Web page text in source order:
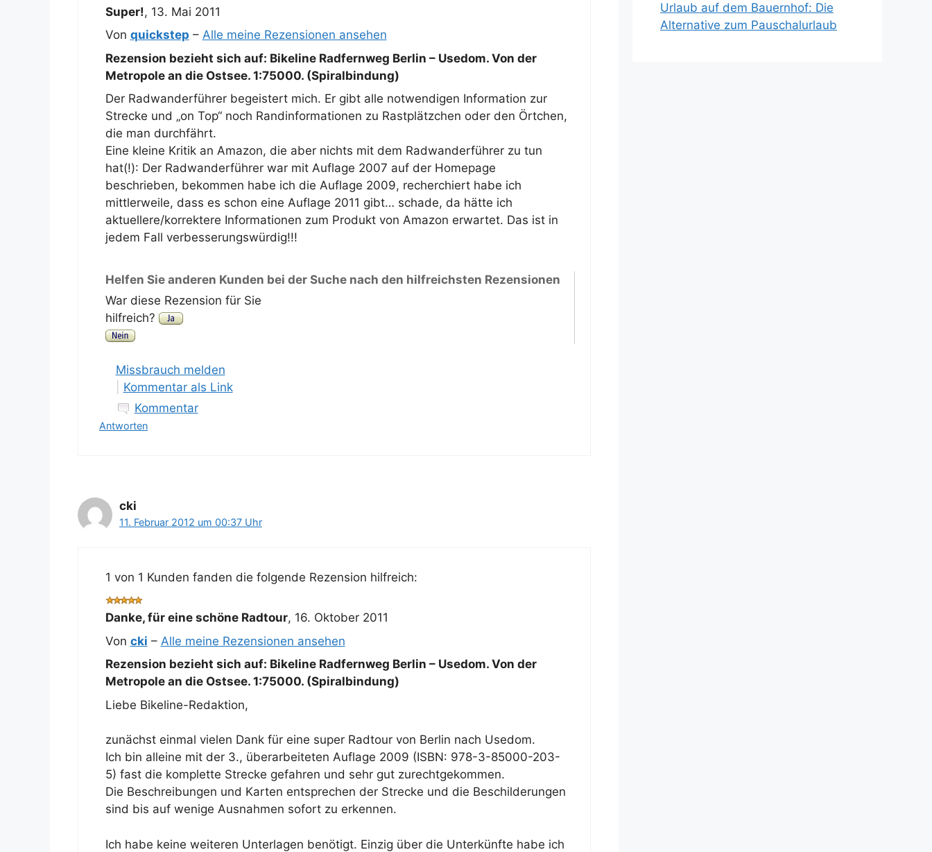
Super!, 13. Mai 2011
Von quickstep – Alle meine Rezensionen ansehen
Rezension bezieht sich auf: Bikeline Radfernweg Berlin – Usedom. Von der
Metropole an die Ostsee. 1:75000. (Spiralbindung)
Der Radwanderführer begeistert mich. Er gibt alle notwendigen Information zur
Strecke und „on Top“ noch Randinformationen zu Rastplätzchen oder den Örtchen,
die man durchfährt.
Eine kleine Kritik an Amazon, die aber nichts mit dem Radwanderführer zu tun
hat(!): Der Radwanderführer war mit Auflage 2007 auf der Homepage
beschrieben, bekommen habe ich die Auflage 2009, recherchiert habe ich
mittlerweile, dass es schon eine Auflage 2011 gibt… schade, da hätte ich
aktuellere/korrektere Informationen zum Produkt von Amazon erwartet. Das ist in
jedem Fall verbesserungswürdig!!!
Helfen Sie anderen Kunden bei der Suche nach den hilfreichsten Rezensionen
War diese Rezension für Sie
hilfreich?
Missbrauch melden
Kommentar als Link
Kommentar
Antworten
cki
11. Februar 2012 um 00:37 Uhr
1 von 1 Kunden fanden die folgende Rezension hilfreich:
Danke, für eine schöne Radtour, 16. Oktober 2011
Von cki – Alle meine Rezensionen ansehen
Rezension bezieht sich auf: Bikeline Radfernweg Berlin – Usedom. Von der
Metropole an die Ostsee. 1:75000. (Spiralbindung)
Liebe Bikeline-Redaktion,
zunächst einmal vielen Dank für eine super Radtour von Berlin nach Usedom.
Ich bin alleine mit der 3., überarbeiteten Auflage 2009 (ISBN: 978-3-85000-203-
5) fast die komplette Strecke gefahren und sehr gut zurechtgekommen.
Die Beschreibungen und Karten entsprechen der Strecke und die Beschilderungen
sind bis auf wenige Ausnahmen sofort zu erkennen.
Ich habe keine weiteren Unterlagen benötigt. Einzig über die Unterkünfte habe ich
Urlaub auf dem Bauernhof: Die
Alternative zum Pauschalurlaub